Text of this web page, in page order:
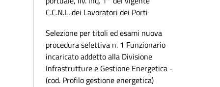
C.C.N.L. dei Lavoratori dei Porti
Selezione per titoli ed esami nuova
procedura selettiva n. 1 Funzionario
incaricato addetto alla Divisione
Infrastrutture e Gestione Energetica -
(cod. Profilo gestione energetica)